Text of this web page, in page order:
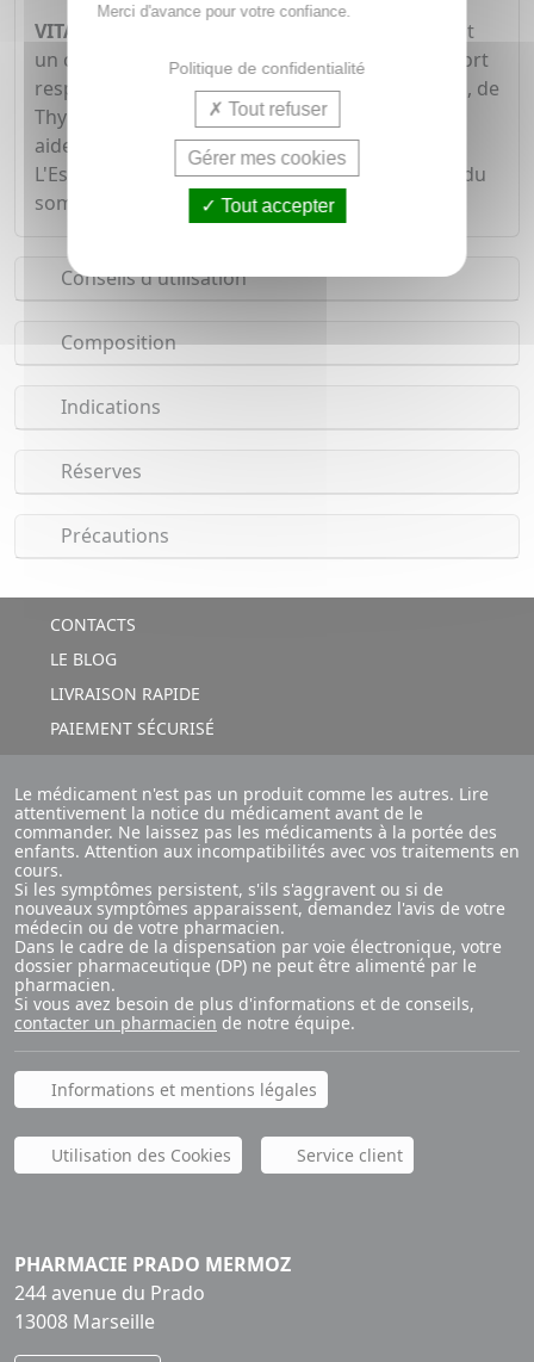
VITAVEA VitaRub Coups de froid x12 gélules
est
un complément alimentaire qui favorise le confort
respiratoire grâce à la présence d'Andrographis, de
Thym et de Gingembre. Le Sureau et le Romarin
aident à renforcer le système immunitaire.
L'Eschscholtzia contribue à améliorer la qualité du
sommeil.
Conseils d'utilisation
Composition
Indications
Réserves
Précautions
CONTACTS
LE BLOG
LIVRAISON RAPIDE
PAIEMENT SÉCURISÉ
Le médicament n'est pas un produit comme les autres. Lire
attentivement la notice du médicament avant de le
commander. Ne laissez pas les médicaments à la portée des
enfants. Attention aux incompatibilités avec vos traitements en
cours.
Si les symptômes persistent, s'ils s'aggravent ou si de
nouveaux symptômes apparaissent, demandez l'avis de votre
médecin ou de votre pharmacien.
Dans le cadre de la dispensation par voie électronique, votre
dossier pharmaceutique (DP) ne peut être alimenté par le
pharmacien.
Si vous avez besoin de plus d'informations et de conseils,
contacter un pharmacien de notre équipe.
Informations et mentions légales
Utilisation des Cookies Service client
PHARMACIE PRADO MERMOZ
244 avenue du Prado
13008 Marseille
Merci d'avance pour votre confiance.
Politique de confidentialité
Tout refuser
Gérer mes cookies
Tout accepter